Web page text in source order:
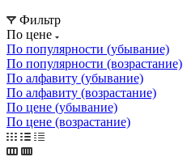
Фильтр
По цене
По популярности (убывание)
По популярности (возрастание)
По алфавиту (убывание)
По алфавиту (возрастание)
По цене (убывание)
По цене (возрастание)